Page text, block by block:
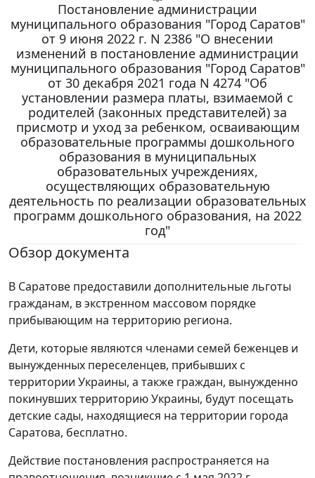
Постановление администрации
муниципального образования "Город Саратов"
от 9 июня 2022 г. N 2386 "О внесении
изменений в постановление администрации
муниципального образования "Город Саратов"
от 30 декабря 2021 года N 4274 "Об
установлении размера платы, взимаемой с
родителей (законных представителей) за
присмотр и уход за ребенком, осваивающим
образовательные программы дошкольного
образования в муниципальных
образовательных учреждениях,
осуществляющих образовательную
деятельность по реализации образовательных
программ дошкольного образования, на 2022
год"
Обзор документа
В Саратове предоставили дополнительные льготы
гражданам, в экстренном массовом порядке
прибывающим на территорию региона.
Дети, которые являются членами семей беженцев и
вынужденных переселенцев, прибывших с
территории Украины, а также граждан, вынужденно
покинувших территорию Украины, будут посещать
детские сады, находящиеся на территории города
Саратова, бесплатно.
Действие постановления распространяется на